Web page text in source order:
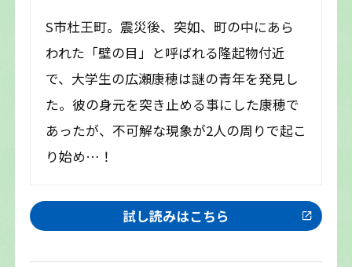
S市杜王町。震災後、突如、町の中にあら
われた「壁の目」と呼ばれる隆起物付近
で、大学生の広瀬康穂は謎の青年を発見し
た。彼の身元を突き止める事にした康穂で
あったが、不可解な現象が2人の周りで起こ
り始め…！
試し読みはこちら